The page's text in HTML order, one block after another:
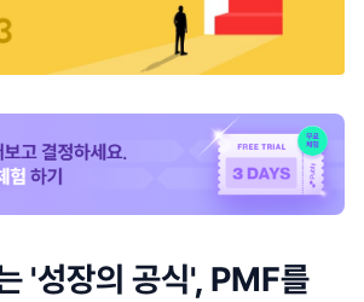
'성장의 공식', PMF를